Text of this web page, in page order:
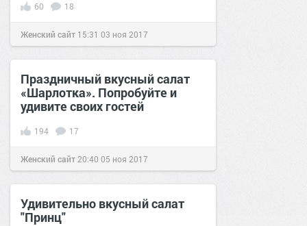
60 18
Женский сайт 15:31 03 ноя 2017
Праздничный вкусный салат
«Шарлотка». Попробуйте и
удивите своих гостей
194 17
Женский сайт 20:40 05 ноя 2017
Удивительно вкусный салат
"Принц"